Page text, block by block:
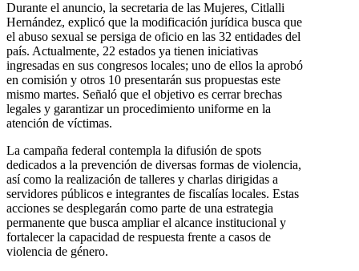
Durante el anuncio, la secretaria de las Mujeres, Citlalli
Hernández, explicó que la modificación jurídica busca que
el abuso sexual se persiga de oficio en las 32 entidades del
país. Actualmente, 22 estados ya tienen iniciativas
ingresadas en sus congresos locales; uno de ellos la aprobó
en comisión y otros 10 presentarán sus propuestas este
mismo martes. Señaló que el objetivo es cerrar brechas
legales y garantizar un procedimiento uniforme en la
atención de víctimas.
La campaña federal contempla la difusión de spots
dedicados a la prevención de diversas formas de violencia,
así como la realización de talleres y charlas dirigidas a
servidores públicos e integrantes de fiscalías locales. Estas
acciones se desplegarán como parte de una estrategia
permanente que busca ampliar el alcance institucional y
fortalecer la capacidad de respuesta frente a casos de
violencia de género.